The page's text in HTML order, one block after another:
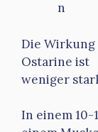
n
Die Wirkung
Ostarine ist
weniger
In einem 10-